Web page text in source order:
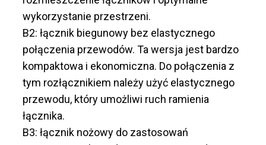
wykorzystanie przestrzeni.
B2: łącznik biegunowy bez elastycznego
połączenia przewodów. Ta wersja jest bardzo
kompaktowa i ekonomiczna. Do połączenia z
tym rozłącznikiem należy użyć elastycznego
przewodu, który umożliwi ruch ramienia
łącznika.
B3: łącznik nożowy do zastosowań